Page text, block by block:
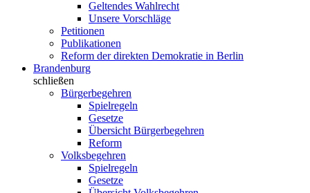
Geltendes Wahlrecht
Unsere Vorschläge
Petitionen
Publikationen
Reform der direkten Demokratie in Berlin
Brandenburg
schließen
Bürgerbegehren
Spielregeln
Gesetze
Übersicht Bürgerbegehren
Reform
Volksbegehren
Spielregeln
Gesetze